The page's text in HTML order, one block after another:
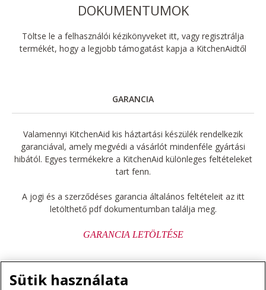
DOKUMENTUMOK
Töltse le a felhasználói kézikönyveket itt, vagy regisztrálja
termékét, hogy a legjobb támogatást kapja a KitchenAidtől
GARANCIA
Valamennyi KitchenAid kis háztartási készülék rendelkezik
garanciával, amely megvédi a vásárlót mindenféle gyártási
hibától. Egyes termékekre a KitchenAid különleges feltételeket
tart fenn.
A jogi és a szerződéses garancia általános feltételeit az itt
letölthető pdf dokumentumban találja meg.
GARANCIA LETÖLTÉSE
Sütik használata